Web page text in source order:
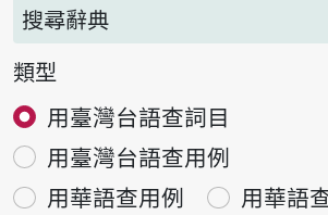
搜尋辭典
類型
用臺灣台語查詞目
用臺灣台語查用例
用華語查用例
用華語